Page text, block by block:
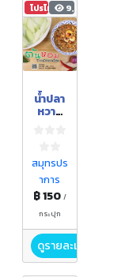
โปรโมชัน9,616
น้ำปลา
หวาน
รปราก
าร
(แบบ
กระปุก
)
สมุทรปร
าการ
฿ 150 /
กระปุก
ดูรายละเอียด